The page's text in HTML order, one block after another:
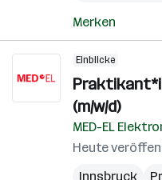
Merken
Einblicke
(m/w/d)
MED-EL
Heute
Innsbruck